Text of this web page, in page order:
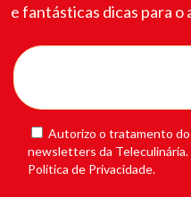
e fantásticas dicas para o
Autorizo o tratamento
newsletters da
Política de Privacidade.